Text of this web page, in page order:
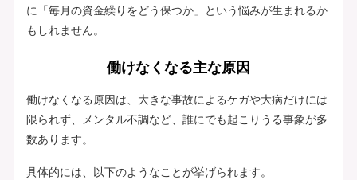
に「毎月の資金繰りをどう保つか」という悩みが生まれるか
もしれません。
働けなくなる主な原因
働けなくなる原因は、大きな事故によるケガや大病だけには
限られず、メンタル不調など、誰にでも起こりうる事象が多
数あります。
具体的には、以下のようなことが挙げられます。